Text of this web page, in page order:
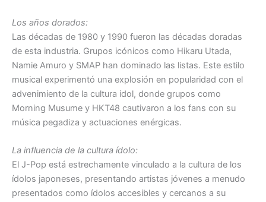
Los años dorados:
Las décadas de 1980 y 1990 fueron las décadas doradas
de esta industria. Grupos icónicos como Hikaru Utada,
Namie Amuro y SMAP han dominado las listas. Este estilo
musical experimentó una explosión en popularidad con el
advenimiento de la cultura idol, donde grupos como
Morning Musume y HKT48 cautivaron a los fans con su
música pegadiza y actuaciones enérgicas.
La influencia de la cultura ídolo:
El J-Pop está estrechamente vinculado a la cultura de los
ídolos japoneses, presentando artistas jóvenes a menudo
presentados como ídolos accesibles y cercanos a su